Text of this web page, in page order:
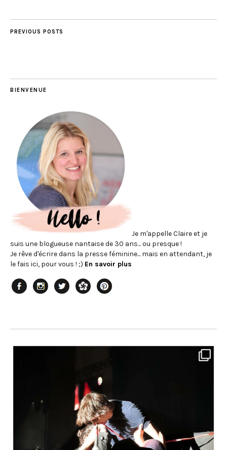
PREVIOUS POSTS
BIENVENUE
Je m'appelle Claire et je
suis une blogueuse nantaise de 30 ans... ou presque !
Je rêve d'écrire dans la presse féminine... mais en attendant, je
le fais ici, pour vous ! ;) En savoir plus